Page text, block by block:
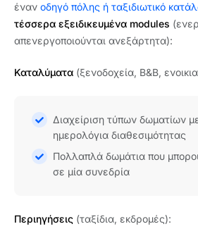
έναν οδηγό πόλης ή ταξιδιωτικό
τέσσερα εξειδικευμένα modules
απενεργοποιούνται ανεξάρτητα):
Καταλύματα (ξενοδοχεία, B&B,
Διαχείριση τύπων δωματίων
ημερολόγια διαθεσιμότητας
Πολλαπλά δωμάτια που
σε μία συνεδρία
Περιηγήσεις (ταξίδια, εκδρομές):